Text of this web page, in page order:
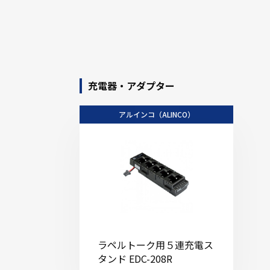
充電器・アダプター
アルインコ（ALINCO）
ラペルトーク用５連充電ス
タンド EDC-208R